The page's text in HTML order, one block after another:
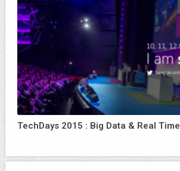
TechDays 2015 : Big Data & Real Time